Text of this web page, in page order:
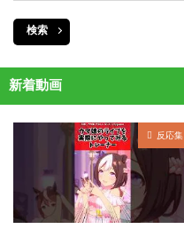
検索
新着動画
反応集